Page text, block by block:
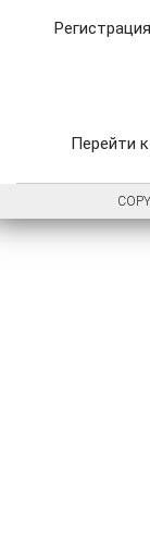
Регистрация
Перейти